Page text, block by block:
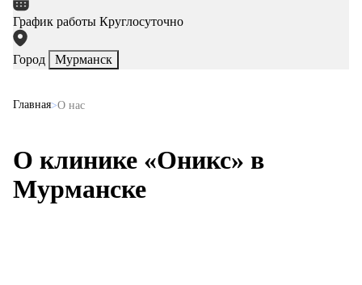
График работы Круглосуточно
Город Мурманск
Главная О нас
О клинике «Оникс» в
Мурманске